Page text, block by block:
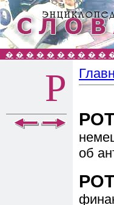
� � � � � � � � � �
Р
об